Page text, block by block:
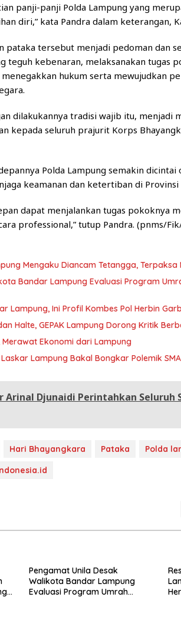
panji-panji Polda Lampung yang
diri,” kata Pandra dalam keterangan,
pataka tersebut menjadi pedoman dan
teguh kebenaran, melaksanakan tugas
hukum serta mewujudkan
dilakukannya tradisi wajib itu, menjadi
kepada seluruh prajurit Korps
Polda Lampung semakin dicintai
keamanan dan ketertiban di Provinsi
dapat menjalankan tugas pokoknya
professional,” tutup Pandra. (pnms/
Mengaku Diancam Tetangga, Terpaksa
Bandar Lampung Evaluasi Program
Lampung, Ini Profil Kombes Pol Herbin
Halte, GEPAK Lampung Dorong Kritik
Ekonomi dari Lampung
Lampung Bakal Bongkar Polemik
Arinal Djunaidi Perintahkan Seluruh
Hari Bhayangkara Pataka Polda
Pengamat Unila Desak
Walikota Bandar Lampung
Evaluasi Program Umrah